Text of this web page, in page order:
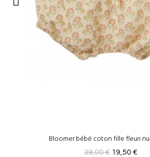
Bloomer bébé coton fille fleuri
39,00 € 19,50 €